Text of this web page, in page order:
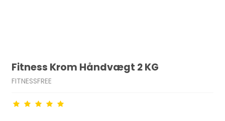
Fitness Krom Håndvægt 2 KG
FITNESSFREE